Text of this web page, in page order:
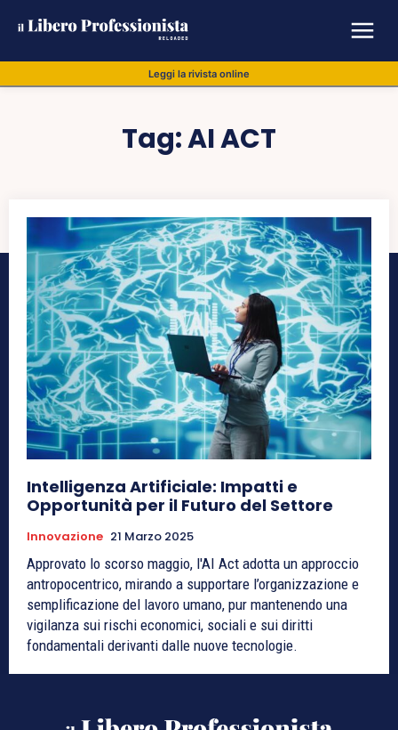
Leggi la rivista online
Tag:AI ACT
Intelligenza Artificiale: Impatti e
Opportunità per il Futuro del Settore
Innovazione 21 Marzo 2025
Approvato lo scorso maggio, l'AI Act adotta un approccio
antropocentrico, mirando a supportare l’organizzazione e
semplificazione del lavoro umano, pur mantenendo una
vigilanza sui rischi economici, sociali e sui diritti
fondamentali derivanti dalle nuove tecnologie.